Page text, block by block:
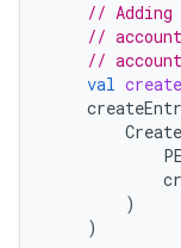
//
//
//
val
)
)